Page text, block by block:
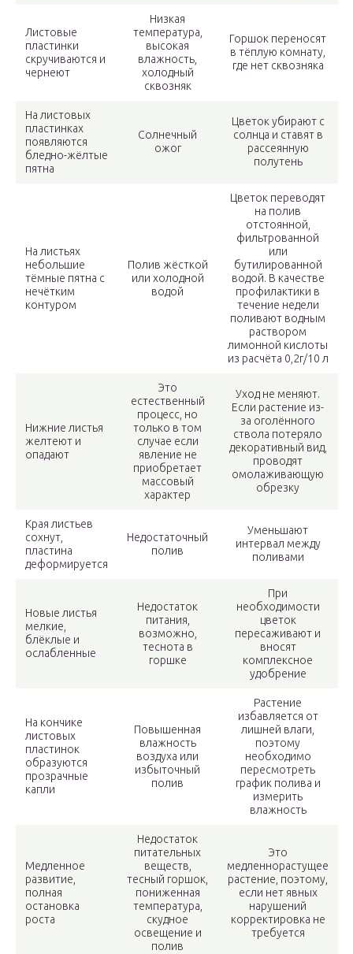
Листовые
пластинки
скручиваются и
чернеют
Низкая
температура,
высокая
влажность,
холодный
сквозняк
Горшок переносят
в тёплую комнату,
где нет сквозняка
На листовых
пластинках
появляются
бледно-жёлтые
пятна
Солнечный
ожог
Цветок убирают с
солнца и ставят в
рассеянную
полутень
На листьях
небольшие
тёмные пятна с
нечётким
контуром
Полив жёсткой
или холодной
водой
Цветок переводят
на полив
отстоянной,
фильтрованной
или
бутилированной
водой. В качестве
профилактики в
течение недели
поливают водным
раствором
лимонной кислоты
из расчёта 0,2г/10 л
Нижние листья
желтеют и
опадают
Это
естественный
процесс, но
только в том
случае если
явление не
приобретает
массовый
характер
Уход не меняют.
Если растение из-
за оголённого
ствола потеряло
декоративный вид,
проводят
омолаживающую
обрезку
Края листьев
сохнут,
пластина
деформируется
Недостаточный
полив
Уменьшают
интервал между
поливами
Новые листья
мелкие,
блёклые и
ослабленные
Недостаток
питания,
возможно,
теснота в
горшке
При
необходимости
цветок
пересаживают и
вносят
комплексное
удобрение
На кончике
листовых
пластинок
образуются
прозрачные
капли
Повышенная
влажность
воздуха или
избыточный
полив
Растение
избавляется от
лишней влаги,
поэтому
необходимо
пересмотреть
график полива и
измерить
влажность
Медленное
развитие,
полная
остановка
роста
Недостаток
питательных
веществ,
тесный горшок,
пониженная
температура,
скудное
освещение и
полив
Это
медленнорастущее
растение, поэтому,
если нет явных
нарушений
корректировка не
требуется